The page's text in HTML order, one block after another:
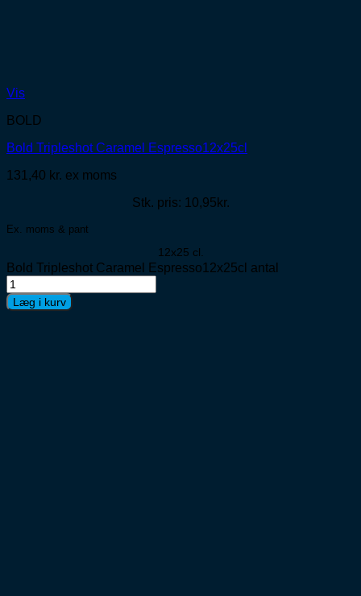
Vis
BOLD
Bold Tripleshot Caramel Espresso12x25cl
131,40 kr. ex moms
Stk. pris: 10,95kr.
Ex. moms & pant
12x25 cl.
Bold Tripleshot Caramel Espresso12x25cl antal
Læg i kurv